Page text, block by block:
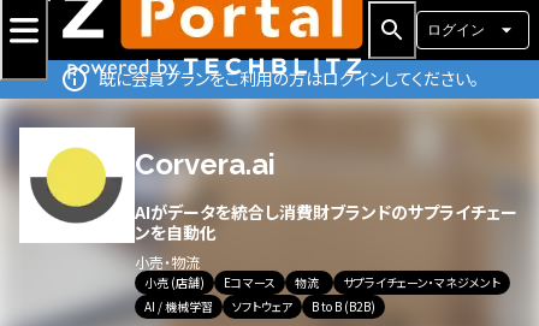
ログイン
既に会員プランをご利用の方はログインしてください。
Corvera.ai
AIがデータを統合し消費財ブランドのサプライチェー
ンを自動化
小売・物流
小売 (店舗) Eコマース 物流
サプライチェーン・マネジメント
AI / 機械学習
ソフトウェア B to B (B2B)